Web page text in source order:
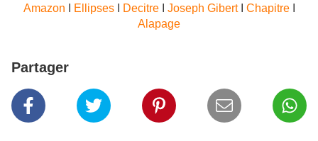
Amazon
EllipsesI Decitre Joseph GibertI ChapitreI
Alapage
Partager